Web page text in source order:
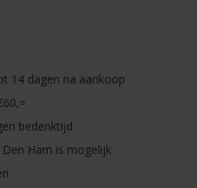
14 dagen na aankoop
bedenktijd
Ham is mogelijk